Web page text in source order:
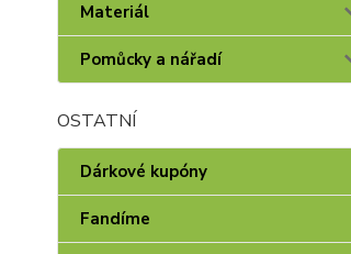
Materiál
Pomůcky a nářadí
OSTATNÍ
Dárkové kupóny
Fandíme